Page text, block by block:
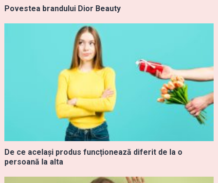
Povestea brandului Dior Beauty
De ce același produs funcționează diferit de la o
persoană la alta